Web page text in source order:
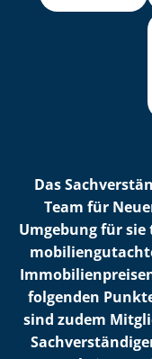
Das
Team für
Umgebung für
folgenden
sind zudem